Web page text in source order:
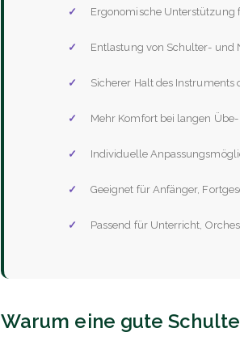
Ergonomische
Entlastung von Schulter- und
Sicherer Halt des
Mehr Komfort bei langen
Individuelle
Geeignet für Anfänger,
Passend für Unterricht,
Warum eine gute